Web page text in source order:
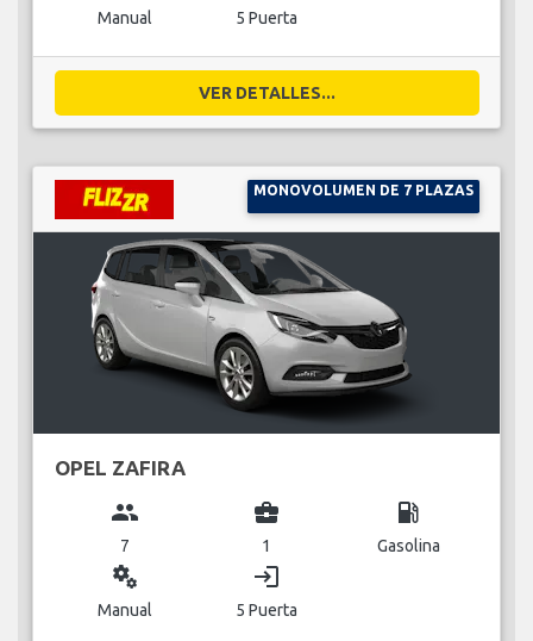
Manual 5 Puerta
VER DETALLES...
MONOVOLUMEN DE 7 PLAZAS
OPEL ZAFIRA
group
7
business_center
1
local_gas_station
Gasolina
miscellaneous_services
Manual
login
5 Puerta